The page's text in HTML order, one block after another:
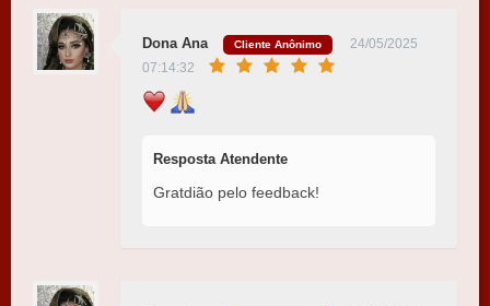
Dona Ana Cliente Anônimo
24/05/2025
07:14:32
Resposta Atendente
Gratdião pelo feedback!